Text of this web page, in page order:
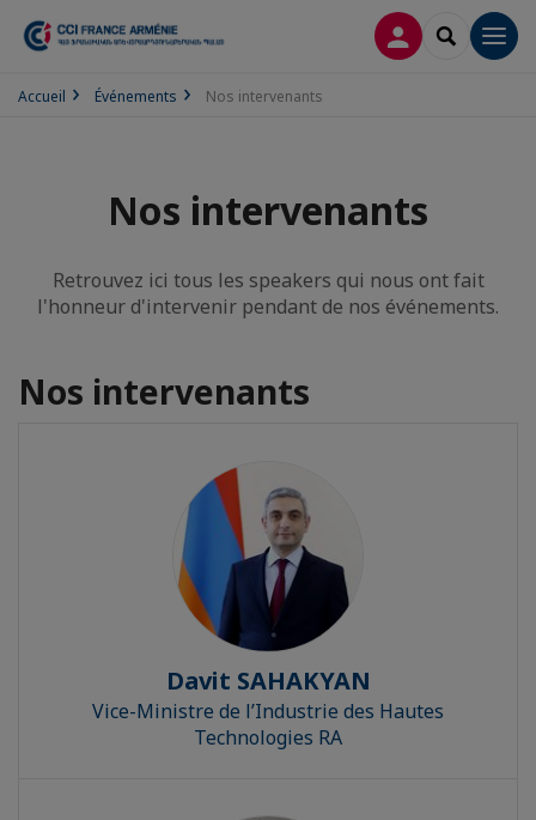
CONNEXION
Accueil Événements Nos intervenants
Nos intervenants
Retrouvez ici tous les speakers qui nous ont fait
l'honneur d'intervenir pendant de nos événements.
Nos intervenants
Davit SAHAKYAN
Vice-Ministre de l’Industrie des Hautes
Technologies RA